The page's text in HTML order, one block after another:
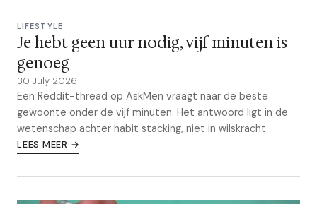
LIFESTYLE
Je hebt geen uur nodig, vijf minuten is
genoeg
30 July 2026
Een Reddit-thread op AskMen vraagt naar de beste
gewoonte onder de vijf minuten. Het antwoord ligt in de
wetenschap achter habit stacking, niet in wilskracht.
LEES MEER →